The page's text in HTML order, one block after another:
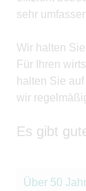
sehr
Wir halten
Für Ihren
halten Sie
wir
Es gibt
Über 50